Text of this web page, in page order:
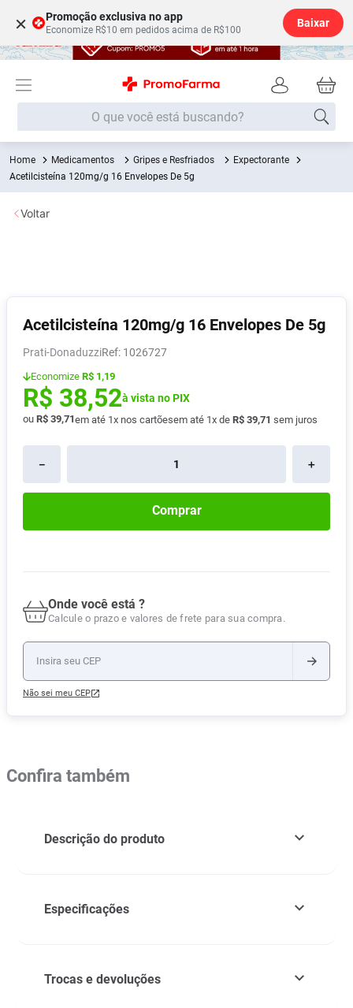
× Promoção exclusiva no app
Economize R$10 em pedidos acima de R$100
Baixar
O que você está buscando?
Medicamentos Gripes e Resfriados
Expectorante
Acetilcisteína 120mg/g 16 Envelopes De 5g
Acetilcisteína 120mg/g 16 Envelopes De 5g
Prati-Donaduzzi : 1026727
Economize R$ 1,19
R$ 38,52à vista no PIX
ou R$ 39,71em até 1x nos cartõesem até 1x de R$ 39,71 sem juros
＋
－
Comprar
Onde você está ?
Calcule o prazo e valores de frete para sua compra.
Não sei meu CEP
Voltar
Confira também
Descrição do produto
Especificações
Trocas e devoluções
Termos mais buscados
1º Fralda
2
5º Fralda G
6º Shampoo
7º Desodorante
8º Absorvente
9 Vitamina D
10º Lavitan